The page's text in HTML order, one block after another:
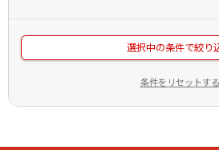
選択中の条件で絞り
条件をリセットする